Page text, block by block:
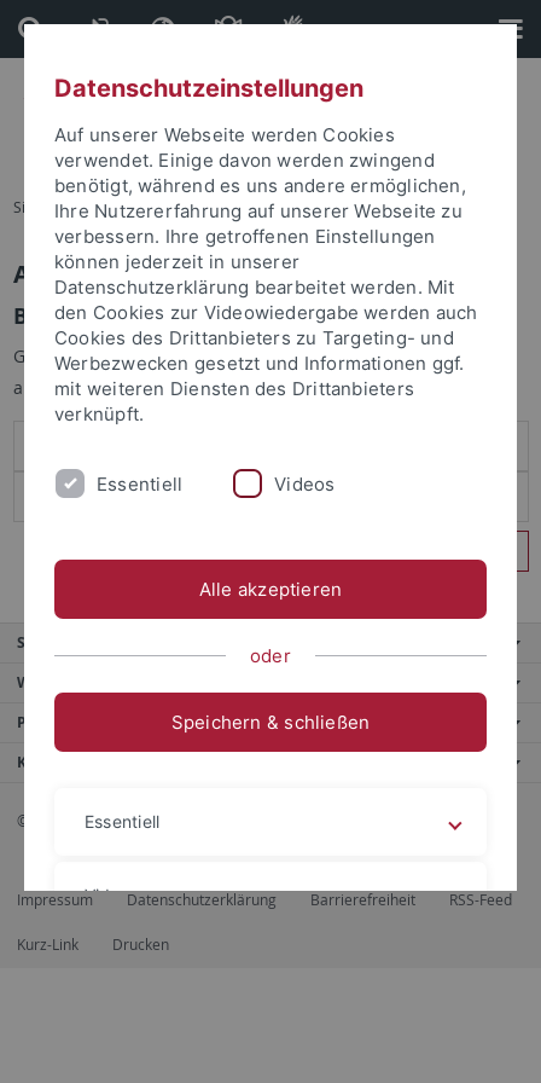
Direkt
zum
Inhalt
Direkt
zur
Fußleiste
Sie sind hier: Startseite
Anmelden
Benutzeranmeldung
Geben Sie Ihren Benutzernamen und Ihr Passwort an um sich
anzumelden:
Service
Weitere Angebote
Portale
Kontaktinfo
© 2026 Eberhard Karls Universität Tübingen, Tübingen
Impressum Datenschutzerklärung Barrierefreiheit RSS-Feed
Kurz-Link Drucken
Datenschutzeinstellungen
Auf unserer Webseite werden Cookies
verwendet. Einige davon werden zwingend
benötigt, während es uns andere ermöglichen,
Ihre Nutzererfahrung auf unserer Webseite zu
verbessern. Ihre getroffenen Einstellungen
können jederzeit in unserer
Datenschutzerklärung bearbeitet werden. Mit
den Cookies zur Videowiedergabe werden auch
Cookies des Drittanbieters zu Targeting- und
Werbezwecken gesetzt und Informationen ggf.
mit weiteren Diensten des Drittanbieters
verknüpft.
Essentiell Videos
Alle akzeptieren
oder
Speichern & schließen
Essentiell
Videos